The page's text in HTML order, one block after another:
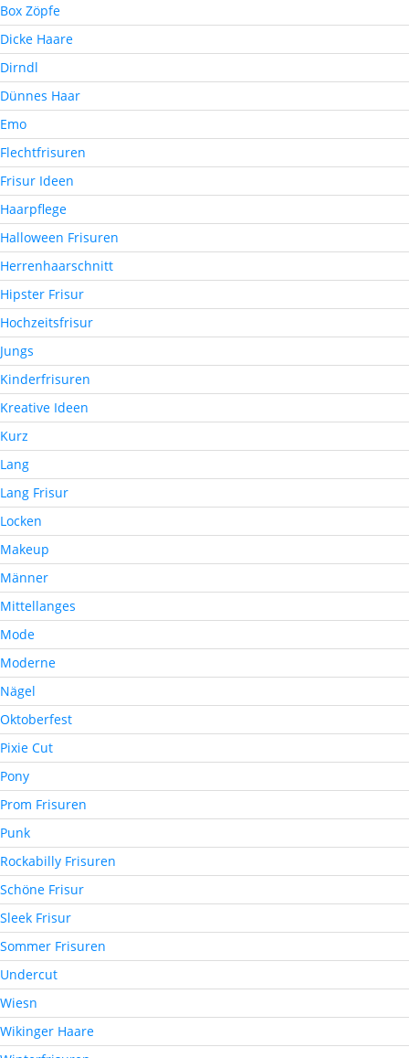
Box Zöpfe
Dicke Haare
Dirndl
Dünnes Haar
Emo
Flechtfrisuren
Frisur Ideen
Haarpflege
Halloween Frisuren
Herrenhaarschnitt
Hipster Frisur
Hochzeitsfrisur
Jungs
Kinderfrisuren
Kreative Ideen
Kurz
Lang
Lang Frisur
Locken
Makeup
Männer
Mittellanges
Mode
Moderne
Nägel
Oktoberfest
Pixie Cut
Pony
Prom Frisuren
Punk
Rockabilly Frisuren
Schöne Frisur
Sleek Frisur
Sommer Frisuren
Undercut
Wiesn
Wikinger Haare